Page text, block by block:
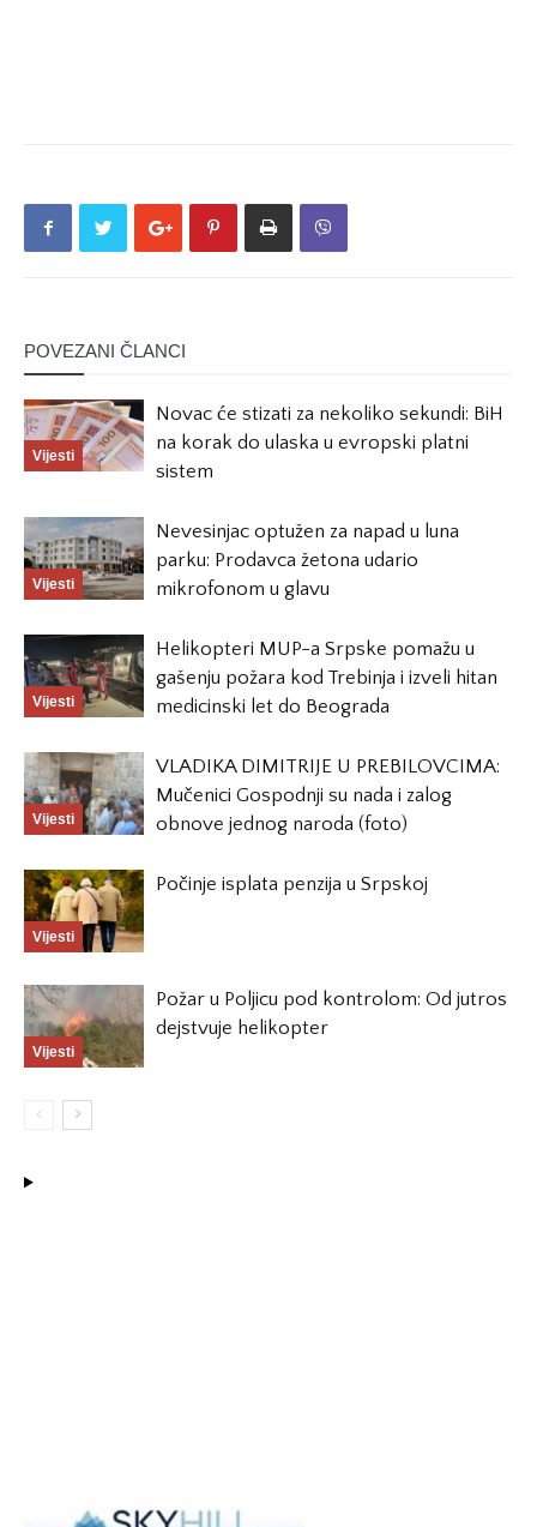
POVEZANI ČLANCI
Vijesti
Novac će stizati za nekoliko sekundi: BiH
na korak do ulaska u evropski platni
sistem
Vijesti
Nevesinjac optužen za napad u luna
parku: Prodavca žetona udario
mikrofonom u glavu
Vijesti
Helikopteri MUP-a Srpske pomažu u
gašenju požara kod Trebinja i izveli hitan
medicinski let do Beograda
Vijesti
VLADIKA DIMITRIJE U PREBILOVCIMA:
Mučenici Gospodnji su nada i zalog
obnove jednog naroda (foto)
Vijesti
Počinje isplata penzija u Srpskoj
Vijesti
Požar u Poljicu pod kontrolom: Od jutros
dejstvuje helikopter